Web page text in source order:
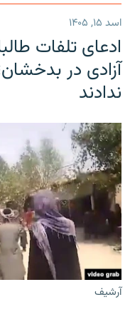
اسد ۱۵, ۱۴۰۵
ادعای تلفات
آزادی در
ندادند
آرشیف